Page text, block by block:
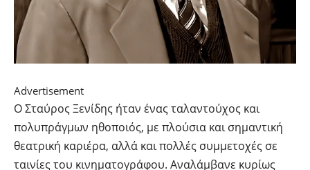
Advertisement
Ο Σταύρος Ξενίδης ήταν ένας ταλαντούχος και
πολυπράγμων ηθοποιός, με πλούσια και σημαντική
θεατρική καριέρα, αλλά και πολλές συμμετοχές σε
ταινίες του κινηματογράφου. Αναλάμβανε κυρίως